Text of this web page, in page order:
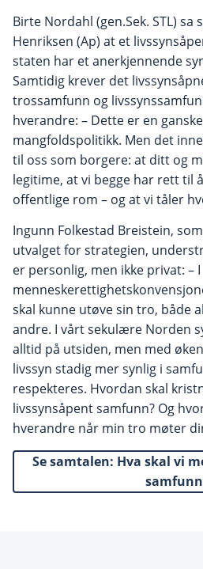
Birte Nordahl (gen.Sek. STL) sa
Henriksen (Ap) at et
staten har et anerkjennende
Samtidig krever det
trossamfunn og
hverandre: – Dette er en
mangfoldspolitikk. Men det
til oss som borgere: at ditt og
legitime, at vi begge har rett til
offentlige rom – og at vi tåler
Ingunn Folkestad Breistein,
utvalget for strategien,
er personlig, men ikke privat: – I
skal kunne utøve sin tro, både
andre. I vårt sekulære Norden
alltid på utsiden, men med
livssyn stadig mer synlig i
respekteres. Hvordan skal
livssynsåpent samfunn? Og
hverandre når min tro møter
Se samtalen: Hva skal vi